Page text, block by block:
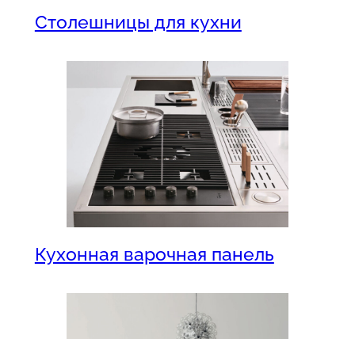
Столешницы для кухни
Кухонная варочная панель